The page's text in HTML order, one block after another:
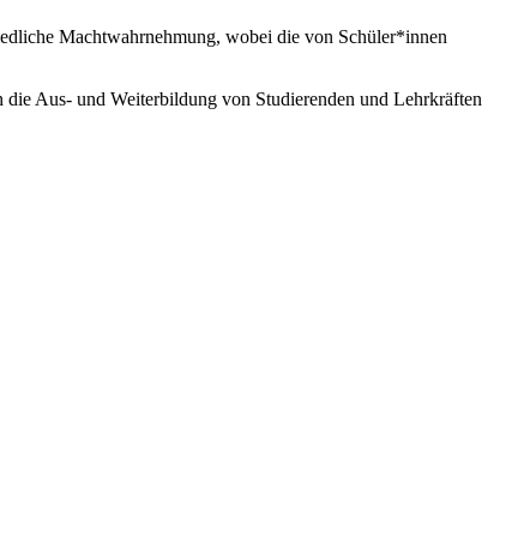
Machtwahrnehmung, wobei die von Schüler*innen
Aus- und Weiterbildung von Studierenden und Lehrkräften